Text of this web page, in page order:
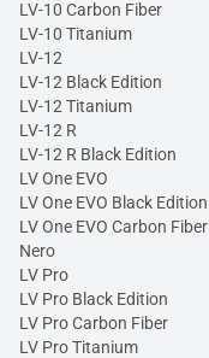
LV-10 Carbon Fiber
LV-10 Titanium
LV-12
LV-12 Black Edition
LV-12 Titanium
LV-12 R
LV-12 R Black Edition
LV One EVO
LV One EVO Black Edition
LV One EVO Carbon Fiber
Nero
LV Pro
LV Pro Black Edition
LV Pro Carbon Fiber
LV Pro Titanium